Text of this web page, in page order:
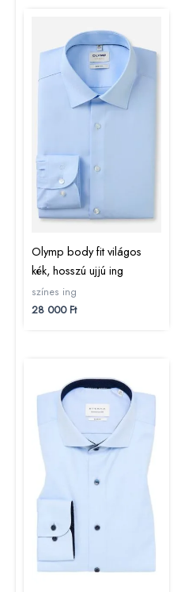
Olymp body fit világos
kék, hosszú ujjú ing
színes ing
28 000Ft